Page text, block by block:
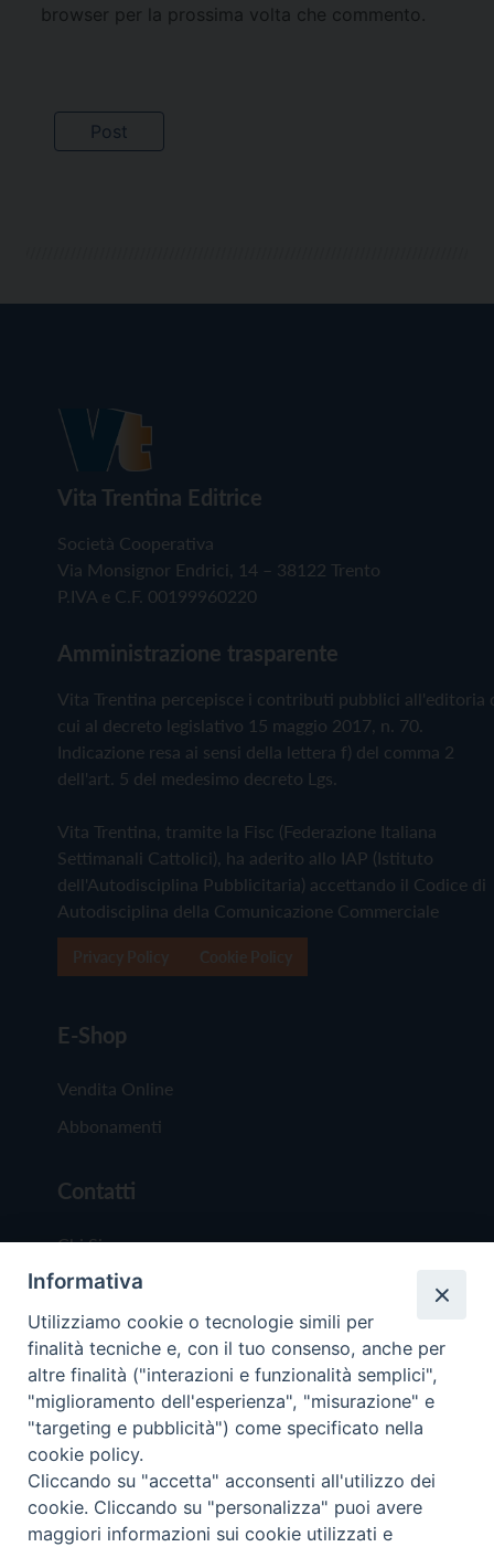
browser per la prossima volta che commento.
Vita Trentina Editrice
Società Cooperativa
Via Monsignor Endrici, 14 – 38122 Trento
P.IVA e C.F. 00199960220
Amministrazione trasparente
Vita Trentina percepisce i contributi pubblici all'editoria
cui al decreto legislativo 15 maggio 2017, n. 70.
Indicazione resa ai sensi della lettera f) del comma 2
dell'art. 5 del medesimo decreto Lgs.
Vita Trentina, tramite la Fisc (Federazione Italiana
Settimanali Cattolici), ha aderito allo IAP (Istituto
dell'Autodisciplina Pubblicitaria) accettando il Codice di
Autodisciplina della Comunicazione Commerciale
E-Shop
Vendita Online
Abbonamenti
Contatti
Chi Siamo
Redazione
Scrivici
Copyright © 2019 - Tutti i diritti riservati - Vita
Trentina Editrice
Informativa
Utilizziamo cookie o tecnologie simili per
finalità tecniche e, con il tuo consenso, anche per
altre finalità ("interazioni e funzionalità semplici",
"miglioramento dell'esperienza", "misurazione" e
"targeting e pubblicità") come specificato nella
cookie policy.
Cliccando su "accetta" acconsenti all'utilizzo dei
cookie. Cliccando su "personalizza" puoi avere
maggiori informazioni sui cookie utilizzati e